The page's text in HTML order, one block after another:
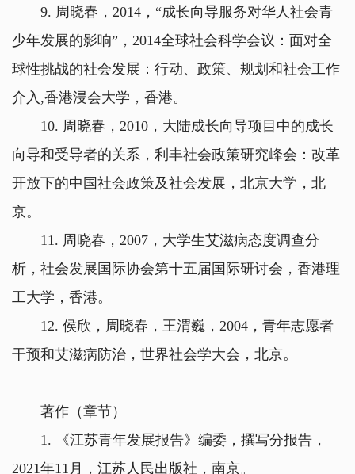
9. 周晓春，2014，“成长向导服务对华人社会青
少年发展的影响”，2014全球社会科学会议：面对全
球性挑战的社会发展：行动、政策、规划和社会工作
介入,香港浸会大学，香港。
10. 周晓春，2010，大陆成长向导项目中的成长
向导和受导者的关系，利丰社会政策研究峰会：改革
开放下的中国社会政策及社会发展，北京大学，北
京。
11. 周晓春，2007，大学生艾滋病态度调查分
析，社会发展国际协会第十五届国际研讨会，香港理
工大学，香港。
12. 侯欣，周晓春，王渭巍，2004，青年志愿者
干预和艾滋病防治，世界社会学大会，北京。
著作（章节）
1. 《江苏青年发展报告》编委，撰写分报告，
2021年11月，江苏人民出版社，南京。